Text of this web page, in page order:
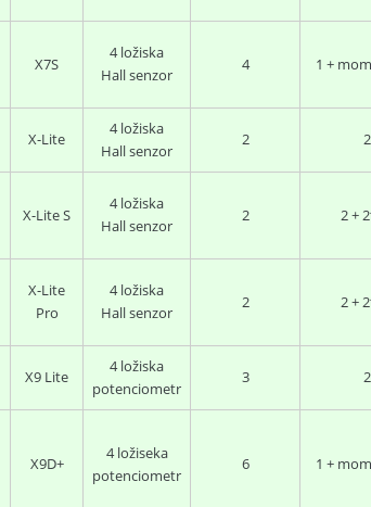
X7S
4 ložiska
Hall senzor
4 1 +
X-Lite
4 ložiska
Hall senzor
2 2
X-Lite S
4 ložiska
Hall senzor
2 2 +
X-Lite
Pro
4 ložiska
Hall senzor
2 2 +
X9 Lite
4 ložiska
potenciometr
3 2
X9D+
4 ložiseka
potenciometr
6 1 +